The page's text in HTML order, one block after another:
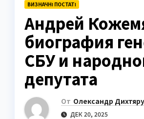
ВИЗНАЧНІ ПОСТАТІ
Андрей
биография
СБУ и
депутата
От Олександр
ДЕК 20, 2025